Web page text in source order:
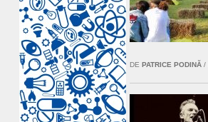
DE PATRICE PODINĂ /